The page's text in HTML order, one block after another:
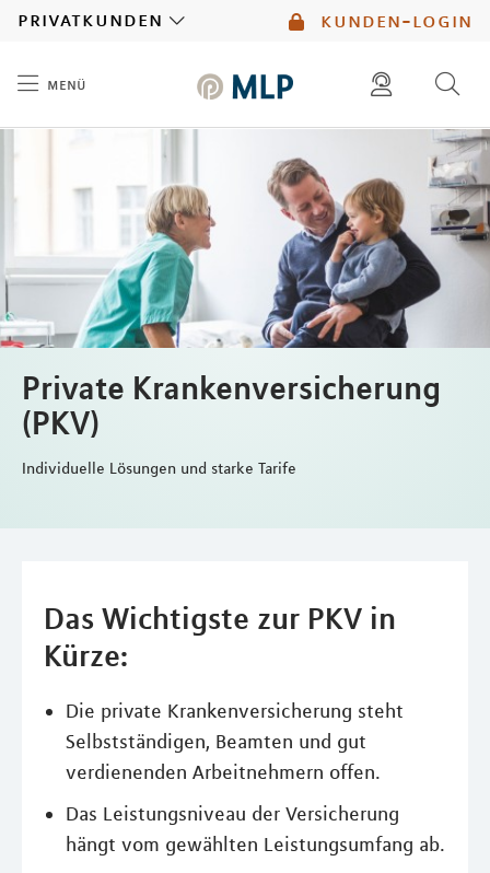
kunden-login
privatkunden
menü
diese website durchsuchen
mlp berater finden
Private Krankenversicherung
(PKV)
Individuelle Lösungen und starke Tarife
Das Wichtigste zur PKV in
Kürze:
Die private Krankenversicherung steht
Selbstständigen, Beamten und gut
verdienenden Arbeitnehmern offen.
Das Leistungsniveau der Versicherung
hängt vom gewählten Leistungsumfang ab.